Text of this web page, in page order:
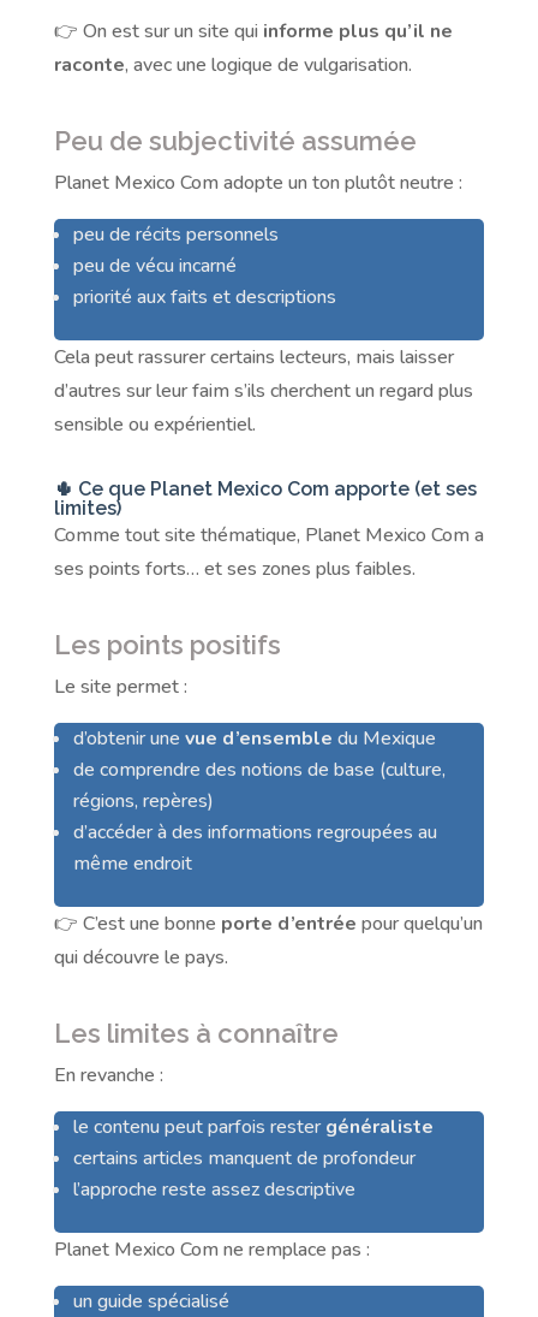
👉 On est sur un site qui informe plus qu’il ne
raconte, avec une logique de vulgarisation.
Peu de subjectivité assumée
Planet Mexico Com adopte un ton plutôt neutre :
peu de récits personnels
peu de vécu incarné
priorité aux faits et descriptions
Cela peut rassurer certains lecteurs, mais laisser
d’autres sur leur faim s’ils cherchent un regard plus
sensible ou expérientiel.
🌵 Ce que Planet Mexico Com apporte (et ses
limites)
Comme tout site thématique, Planet Mexico Com a
ses points forts… et ses zones plus faibles.
Les points positifs
Le site permet :
d’obtenir une vue d’ensemble du Mexique
de comprendre des notions de base (culture,
régions, repères)
d’accéder à des informations regroupées au
même endroit
👉 C’est une bonne porte d’entrée pour quelqu’un
qui découvre le pays.
Les limites à connaître
En revanche :
le contenu peut parfois restergénéraliste
certains articles manquent de profondeur
l’approche reste assez descriptive
Planet Mexico Com ne remplace pas :
un guide spécialisé